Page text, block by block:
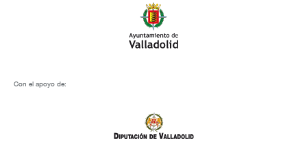
Con el apoyo de: